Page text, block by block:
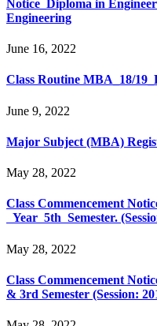
Notice_Diploma in
Engineering
June 16, 2022
Class Routine MBA_18/
June 9, 2022
Major Subject (MBA)
May 28, 2022
Class Commencement
Year 5th Semester.
May 28, 2022
Class Commencement
& 3rd Semester (Session: